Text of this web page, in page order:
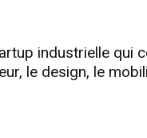
industrielle qui
le design, le